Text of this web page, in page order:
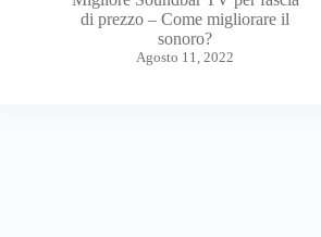
di prezzo – Come migliorare il
sonoro?
Agosto 11, 2022